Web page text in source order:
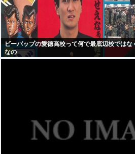
ビーバップの愛徳高校って何で最底辺校では
なの